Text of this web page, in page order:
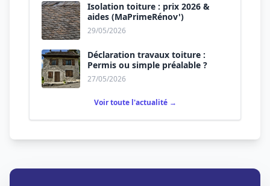
Isolation toiture : prix 2026 &
aides (MaPrimeRénov')
29/05/2026
Déclaration travaux toiture :
Permis ou simple préalable ?
27/05/2026
Voir toute l'actualité →